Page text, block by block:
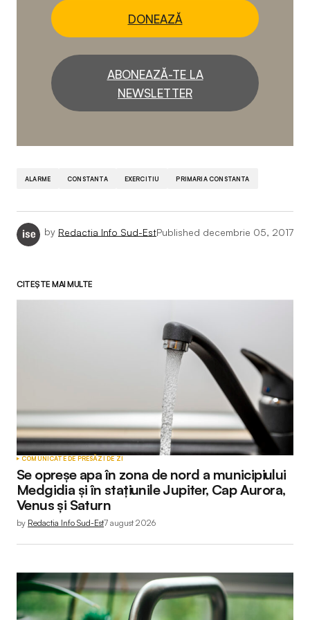
DONEAZĂ
ABONEAZĂ-TE LA
NEWSLETTER
ALARME CONSTANTA EXERCITIU PRIMARIA CONSTANTA
by Redactia Info Sud-EstPublished decembrie 05, 2017
CITEȘTE MAI MULTE
COMUNICATE DE PRESĂZI DE ZI
Se opreșe apa în zona de nord a municipiului
Medgidia și în stațiunile Jupiter, Cap Aurora,
Venus și Saturn
by Redactia Info Sud-Est7 august 2026